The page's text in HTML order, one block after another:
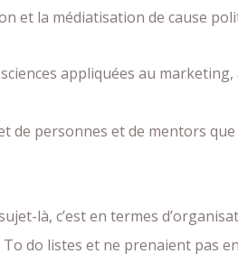
et la médiatisation de cause
appliquées au
de personnes et de mentors
là, c’est en termes
do listes et ne prenaient pas